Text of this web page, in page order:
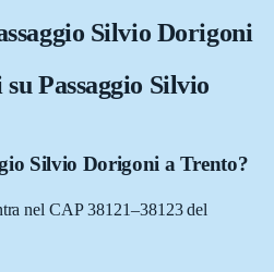
Silvio Dorigoni
su Passaggio Silvio
Silvio Dorigoni a Trento?
nel CAP 38121–38123 del